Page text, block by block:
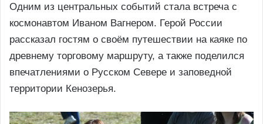
Одним из центральных событий стала встреча с
космонавтом Иваном Вагнером. Герой России
рассказал гостям о своём путешествии на каяке по
древнему торговому маршруту, а также поделился
впечатлениями о Русском Севере и заповедной
территории Кенозерья.